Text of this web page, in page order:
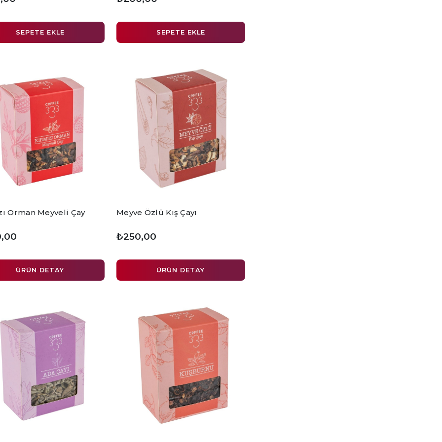
SEPETE EKLE SEPETE EKLE
Orman Meyveli Çay
ÜRÜN DETAY
Meyve Özlü Kış Çayı
₺250,00
ÜRÜN DETAY